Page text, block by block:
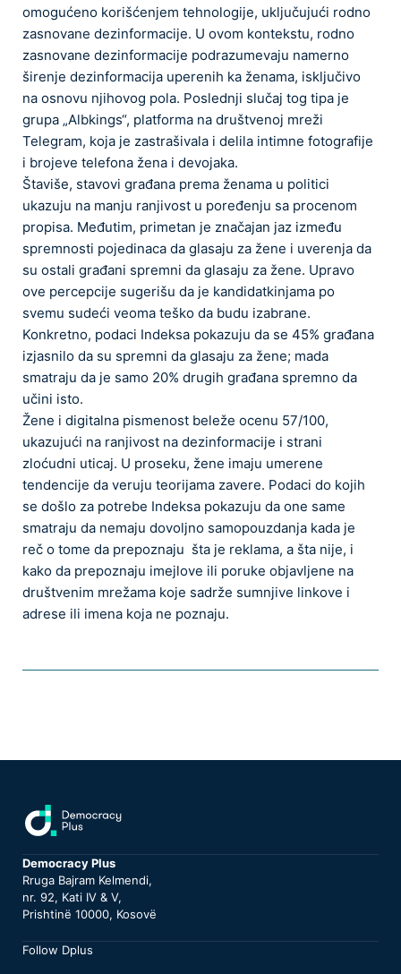
omogućeno korišćenjem tehnologije, uključujući rodno
zasnovane dezinformacije. U ovom kontekstu, rodno
zasnovane dezinformacije podrazumevaju namerno
širenje dezinformacija uperenih ka ženama, isključivo
na osnovu njihovog pola. Poslednji slučaj tog tipa je
grupa „Albkings“, platforma na društvenoj mreži
Telegram, koja je zastrašivala i delila intimne fotografije
i brojeve telefona žena i devojaka.
Štaviše, stavovi građana prema ženama u politici
ukazuju na manju ranjivost u poređenju sa procenom
propisa. Međutim, primetan je značajan jaz između
spremnosti pojedinaca da glasaju za žene i uverenja da
su ostali građani spremni da glasaju za žene. Upravo
ove percepcije sugerišu da je kandidatkinjama po
svemu sudeći veoma teško da budu izabrane.
Konkretno, podaci Indeksa pokazuju da se 45% građana
izjasnilo da su spremni da glasaju za žene; mada
smatraju da je samo 20% drugih građana spremno da
učini isto.
Žene i digitalna pismenost beleže ocenu 57/100,
ukazujući na ranjivost na dezinformacije i strani
zloćudni uticaj. U proseku, žene imaju umerene
tendencije da veruju teorijama zavere. Podaci do kojih
se došlo za potrebe Indeksa pokazuju da one same
smatraju da nemaju dovoljno samopouzdanja kada je
reč o tome da prepoznaju šta je reklama, a šta nije, i
kako da prepoznaju imejlove ili poruke objavljene na
društvenim mrežama koje sadrže sumnjive linkove i
adrese ili imena koja ne poznaju.
Democracy Plus
Rruga Bajram Kelmendi,
nr. 92, Kati IV & V,
Prishtinë 10000, Kosovë
Follow Dplus